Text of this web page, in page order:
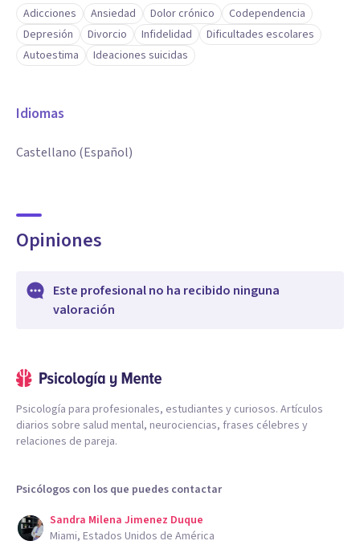
Adicciones Ansiedad Dolor crónico
Codependencia
Depresión
Divorcio Infidelidad
Dificultades escolares
Autoestima
Ideaciones suicidas
Idiomas
Castellano (Español)
Opiniones
Este profesional no ha recibido ninguna
valoración
Psicología para profesionales, estudiantes y curiosos. Artículos
diarios sobre salud mental, neurociencias, frases célebres y
relaciones de pareja.
Psicólogos con los que puedes contactar
Sandra Milena Jimenez Duque
Miami, Estados Unidos de América